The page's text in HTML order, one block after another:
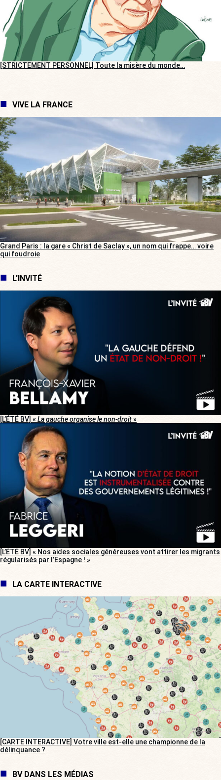
[STRICTEMENT PERSONNEL] Toute la misère du monde…
VIVE LA FRANCE
Grand Paris : la gare « Christ de Saclay », un nom qui frappe… voire
qui foudroie
L'INVITÉ
[L’ÉTÉ BV] « La gauche organise le non-droit»
[L’ÉTÉ BV] « Nos aides sociales généreuses vont attirer les migrants
régularisés par l’Espagne ! »
LA CARTE INTERACTIVE
[CARTE INTERACTIVE] Votre ville est-elle une championne de la
délinquance ?
BV DANS LES MÉDIAS